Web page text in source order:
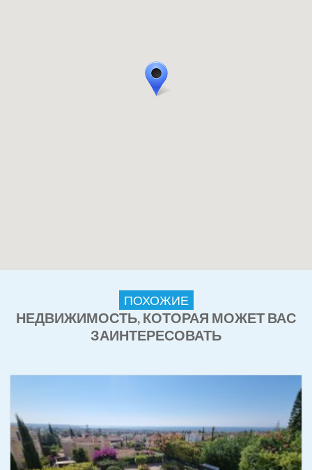
ПОХОЖИЕ
НЕДВИЖИМОСТЬ, КОТОРАЯ МОЖЕТ ВАС
ЗАИНТЕРЕСОВАТЬ